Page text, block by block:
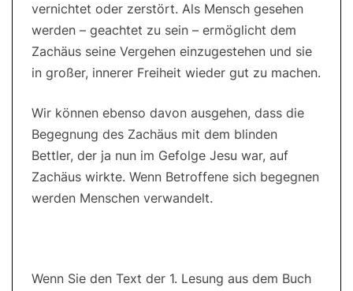
vernichtet oder zerstört. Als Mensch gesehen
werden – geachtet zu sein – ermöglicht dem
Zachäus seine Vergehen einzugestehen und sie
in großer, innerer Freiheit wieder gut zu machen.
Wir können ebenso davon ausgehen, dass die
Begegnung des Zachäus mit dem blinden
Bettler, der ja nun im Gefolge Jesu war, auf
Zachäus wirkte. Wenn Betroffene sich begegnen
werden Menschen verwandelt.
Wenn Sie den Text der 1. Lesung aus dem Buch